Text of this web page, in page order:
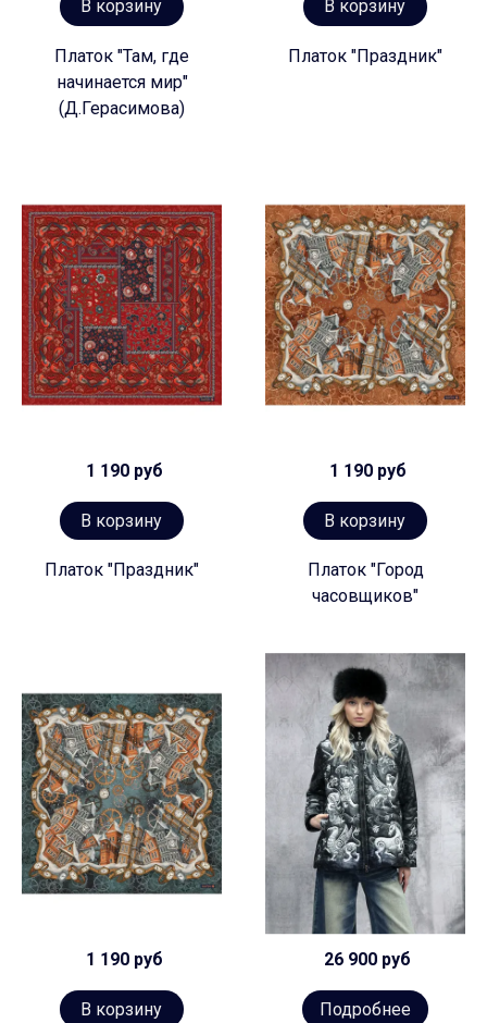
В корзину
Платок "Там, где
начинается мир"
(Д.Герасимова)
В корзину
Платок "Праздник"
1 190 руб
В корзину
Платок "Праздник"
1 190 руб
В корзину
Платок "Город
часовщиков"
1 190 руб
В корзину
26 900 руб
Подробнее